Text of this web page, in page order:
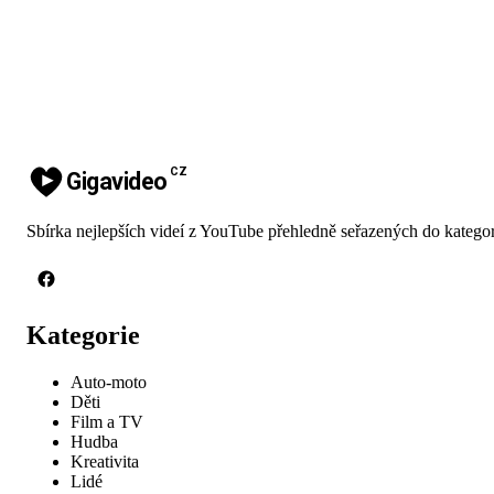
Gigavideo CZ
Sbírka nejlepších videí z YouTube přehledně seřazených do
Kategorie
Auto-moto
Děti
Film a TV
Hudba
Kreativita
Lidé